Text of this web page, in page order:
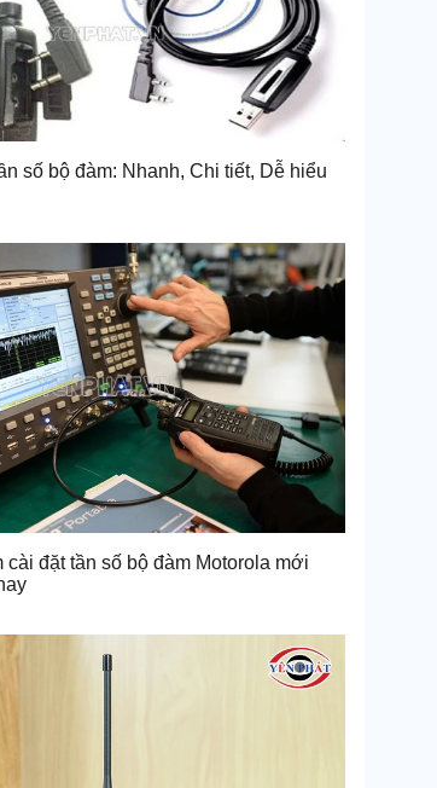
số bộ đàm: Nhanh, Chi tiết, Dễ hiểu
cài đặt tần số bộ đàm Motorola mới